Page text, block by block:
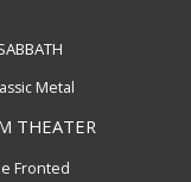
Metal
THEATER
Fronted